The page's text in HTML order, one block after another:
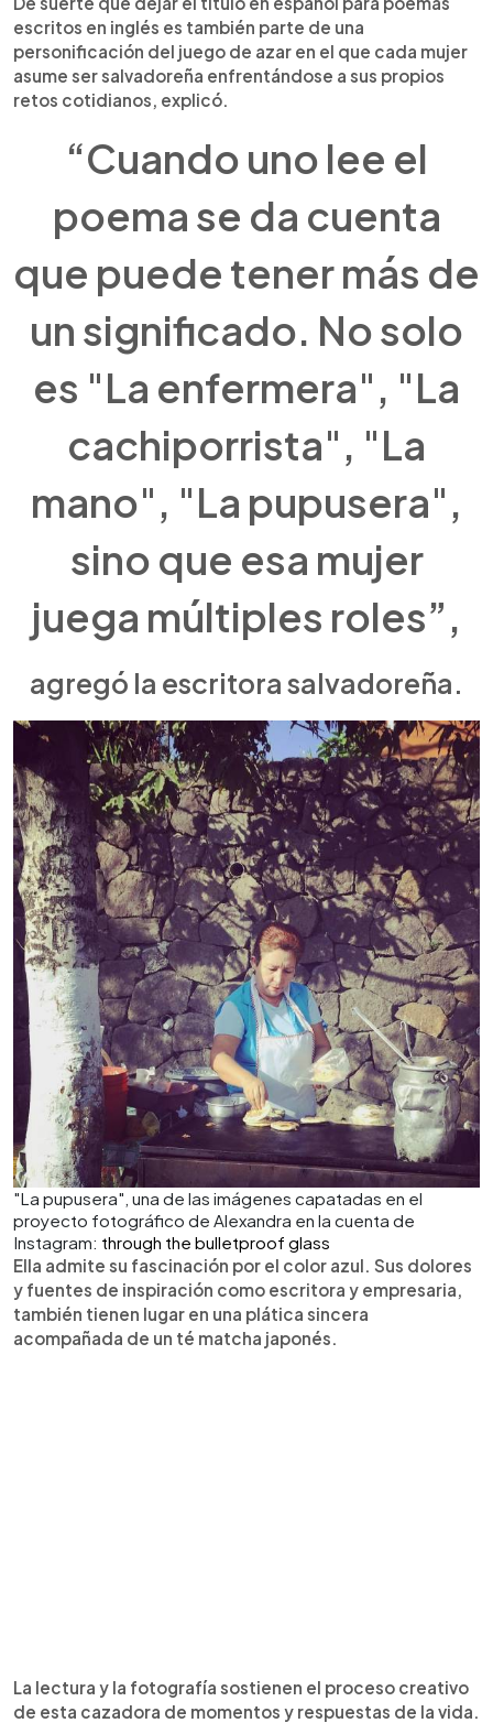
escritos en inglés es también parte de una
personificación del juego de azar en el que cada mujer
asume ser salvadoreña enfrentándose a sus propios
retos cotidianos, explicó.
“Cuando uno lee el
poema se da cuenta
que puede tener más de
un significado. No solo
es "La enfermera", "La
cachiporrista", "La
mano", "La pupusera",
sino que esa mujer
juega múltiples roles”,
agregó la escritora salvadoreña.
"La pupusera", una de las imágenes capatadas en el
proyecto fotográfico de Alexandra en la cuenta de
Instagram: through the bulletproof glass
Ella admite su fascinación por el color azul. Sus dolores
y fuentes de inspiración como escritora y empresaria,
también tienen lugar en una plática sincera
acompañada de un té matcha japonés.
La lectura y la fotografía sostienen el proceso creativo
de esta cazadora de momentos y respuestas de la vida.